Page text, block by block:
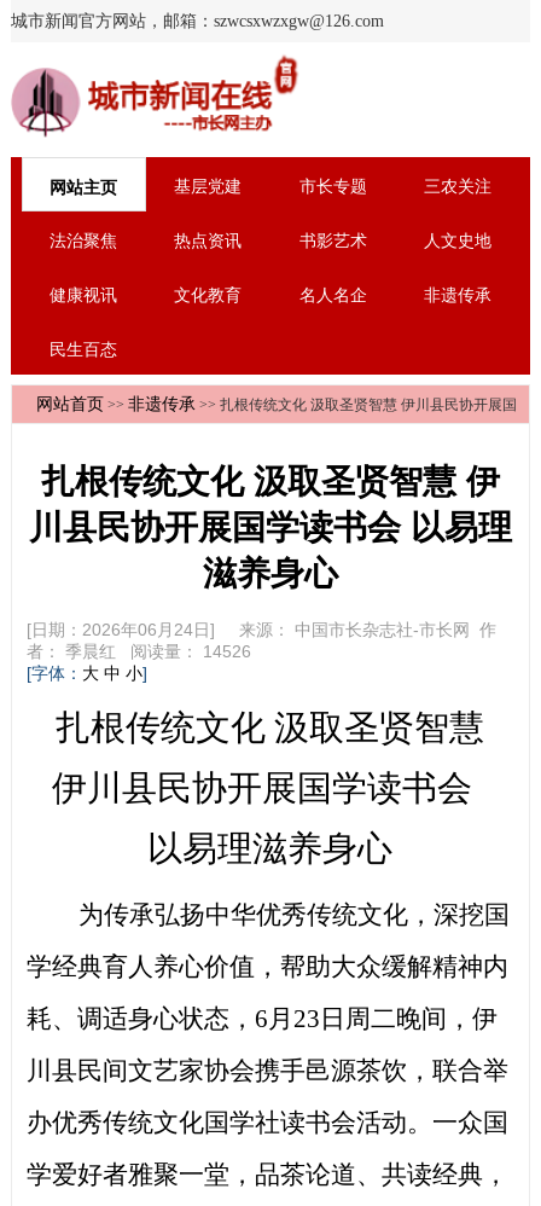
城市新闻官方网站，邮箱：szwcsxwzxgw@126.com
网站主页 基层党建 市长专题 三农关注
法治聚焦 热点资讯 书影艺术 人文史地
健康视讯 文化教育 名人名企 非遗传承
民生百态
网站首页 >> 非遗传承>> 扎根传统文化 汲取圣贤智慧 伊川县民协开展国
扎根传统文化 汲取圣贤智慧 伊
川县民协开展国学读书会 以易理
滋养身心
[日期：2026年06月24日] 来源： 中国市长杂志社-市长网 作
者： 季晨红 阅读量： 14526
[字体： 大 中 小]
扎根传统文化 汲取圣贤智慧
伊川县民协开展国学读书会
以易理滋养身心
为传承弘扬中华优秀传统文化，深挖国
学经典育人养心价值，帮助大众缓解精神内
耗、调适身心状态， 6月23日周二晚间，伊
川县民间文艺家协会携手邑源茶饮，联合举
办优秀传统文化国学社读书会活动。一众国
学爱好者雅聚一堂，品茶论道、共读经典，